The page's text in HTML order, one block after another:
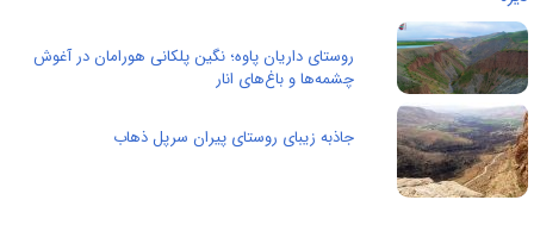
روستای داریان پاوه؛ نگین پلکانی هورامان در آغوش
چشمه‌ها و باغ‌های انار
جاذبه زیبای روستای پيران سرپل ذهاب